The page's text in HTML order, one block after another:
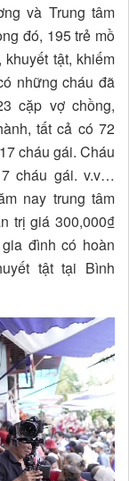
và Trung tâm
đó, 195 trẻ mồ
tật, khiếm
những cháu đã
cặp vợ chồng,
tất cả có 72
cháu gái. Cháu
cháu gái. v.v…
nay trung tâm
trị giá 300,000₫
đình có hoàn
tật tại Bình